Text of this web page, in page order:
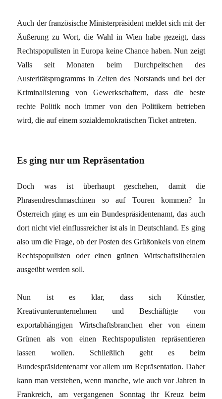
Auch der französische Ministerpräsident meldet sich mit der
Äußerung zu Wort, die Wahl in Wien habe gezeigt, dass
Rechtspopulisten in Europa keine Chance haben. Nun zeigt
Valls seit Monaten beim Durchpeitschen des
Austeritätsprogramms in Zeiten des Notstands und bei der
Kriminalisierung von Gewerkschaftern, dass die beste
rechte Politik noch immer von den Politikern betrieben
wird, die auf einem sozialdemokratischen Ticket antreten.
Es ging nur um Repräsentation
Doch was ist überhaupt geschehen, damit die
Phrasendreschmaschinen so auf Touren kommen? In
Österreich ging es um ein Bundespräsidentenamt, das auch
dort nicht viel einflussreicher ist als in Deutschland. Es ging
also um die Frage, ob der Posten des Grüßonkels von einem
Rechtspopulisten oder einen grünen Wirtschaftsliberalen
ausgeübt werden soll.
Nun ist es klar, dass sich Künstler,
Kreativunterunternehmen und Beschäftigte von
exportabhängigen Wirtschaftsbranchen eher von einem
Grünen als von einen Rechtspopulisten repräsentieren
lassen wollen. Schließlich geht es beim
Bundespräsidentenamt vor allem um Repräsentation. Daher
kann man verstehen, wenn manche, wie auch vor Jahren in
Frankreich, am vergangenen Sonntag ihr Kreuz beim